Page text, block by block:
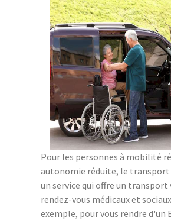
Pour les personnes à mobilité
autonomie réduite, le transport
un service qui offre un transport
rendez-vous médicaux et
exemple, pour vous rendre d'un